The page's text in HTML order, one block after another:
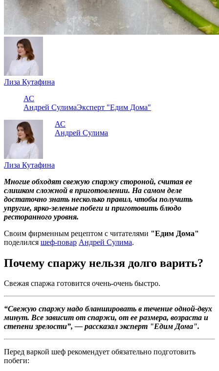
Лиза Кутафина
АС
Андрей СулимаЭксперт "Едим Дома"
Лиза Кутафина
АС
Андрей Сулима
Многие обходят свежую спаржу стороной, считая ее
слишком сложной в приготовлении. На самом деле
достаточно знать несколько правил, чтобы получить
упругие, ярко-зеленые побеги и приготовить блюдо
ресторанного уровня.
Своим фирменным рецептом с читателями "Едим Дома"
поделился шеф-повар Андрей Сулима.
Почему спаржу нельзя долго варить?
Свежая спаржа готовится очень-очень быстро.
“Свежую спаржу надо бланшировать в течение одной-двух
минут. Все зависит от спаржи, от ее размера, возраста и
степени зрелости”, — рассказал эксперт "Едим Дома".
Перед варкой шеф рекомендует обязательно подготовить
побеги: